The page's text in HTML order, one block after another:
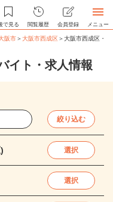
で見る 閲覧履歴 会員登録 メニュー
阪市＞大阪市西成区＞大阪市西成区・
イト・求人情報
絞り込む
選択
選択